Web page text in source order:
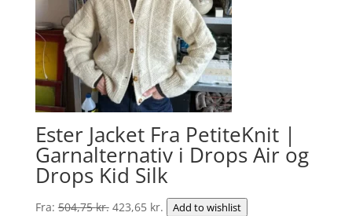
Ester Jacket Fra PetiteKnit |
Garnalternativ i Drops Air og
Drops Kid Silk
Fra:504,75kr. Den
423,65 kr.DenAdd to wishlist